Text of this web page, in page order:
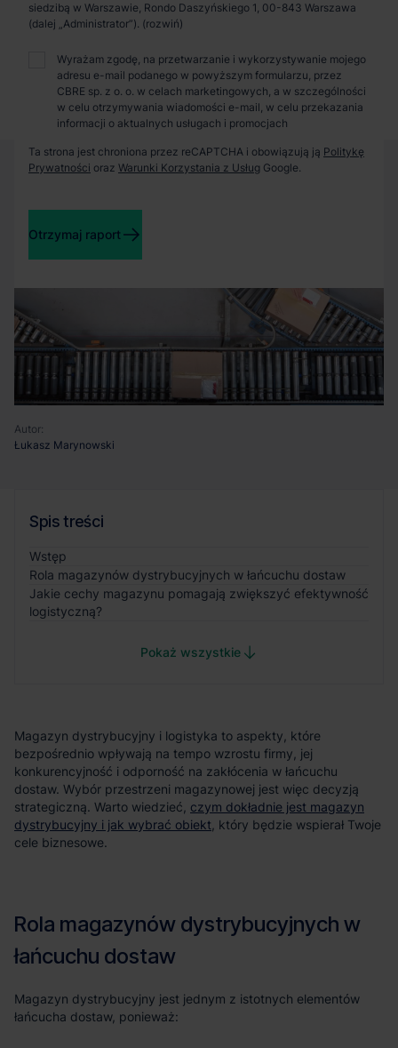
Autor:
Łukasz Marynowski
Spis treści
Wstęp
Rola magazynów dystrybucyjnych w łańcuchu dostaw
Jakie cechy magazynu pomagają zwiększyć efektywność
logistyczną?
Pokaż wszystkie
czym dokładnie jest magazyn
dystrybucyjny i jak wybrać obiekt
Zaprosimy Cię na spotkanie, omówimy szczegóły i
pokażemy inwestycje.
Zamknij
siedzibą w Warszawie, Rondo Daszyńskiego 1, 00-843 Warszawa
(dalej „Administrator”).
Wyrażam zgodę, na przetwarzanie i wykorzystywanie mojego
adresu e-mail podanego w powyższym formularzu, przez
CBRE sp. z o. o. w celach marketingowych, a w szczególności
w celu otrzymywania wiadomości e-mail, w celu przekazania
informacji o aktualnych usługach i promocjach
Ta strona jest chroniona przez reCAPTCHA i obowiązują ją Politykę
Prywatności oraz Warunki Korzystania z Usług Google.
Otrzymaj raport